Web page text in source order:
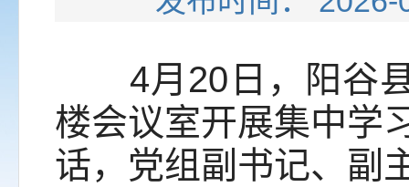
4月20日，阳谷县
楼会议室开展集中学
话，党组副书记、副